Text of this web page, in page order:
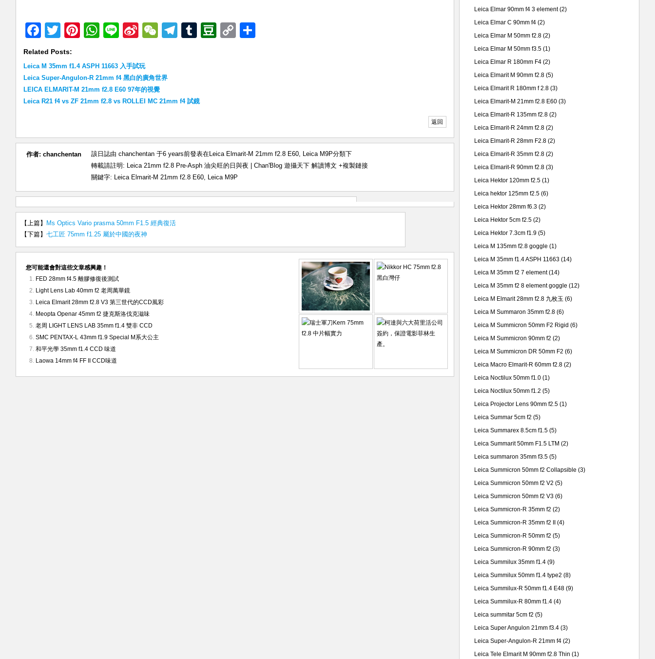
Facebook
TwitterPinterest
WhatsApp
LineSinaWeChat
Telegram
Tumblr
Douban
Copy
Related Posts:
Leica M 35mm f1.4 ASPH 11663 入手試玩
Leica Super-Angulon-R 21mm f4 黑白的廣角世界
LEICA ELMARIT-M 21mm f2.8 E60 97年的視覺
Leica R21 f4 vs ZF 21mm f2.8 vs ROLLEI MC 21mm f4 試鏡
返回
作者: chanchentan 該日誌由 chanchentan 于6 years前發表在Leica Elmarit-M 21mm f2.8 E60, Leica M9P分類下
轉載請註明: Leica 21mm f2.8 Pre-Asph 油尖旺的日與夜 | Chan'Blog 遊攝天下 解讀博文 +複製鏈接
關鍵字: Leica Elmarit-M 21mm f2.8 E60, Leica M9P
【上篇】
Ms Optics Vario prasma 50mm F1.5 經典復活
【下篇】 七工匠 75mm f1.25 屬於中國的夜神
您可能還會對這些文章感興趣！
FED 28mm f4.5 離膠修復後測試
Light Lens Lab 40mm f2 老周萬華鏡
Leica Elmarit 28mm f2.8 V3 第三世代的CCD風彩
Meopta Openar 45mm f2 捷克斯洛伐克滋味
老周 LIGHT LENS LAB 35mm f1.4 雙非 CCD
SMC PENTAX-L 43mm f1.9 Special M系大公主
和平光學 35mm f1.4 CCD 味道
Laowa 14mm f4 FF II CCD味道
Leica Elmar 90mm f4 3 element(2)
Leica Elmar C 90mm f4 (2)
Leica Elmar M 50mm f2.8 (2)
Leica Elmar M 50mm f3.5 (1)
Leica Elmar R 180mm F4 (2)
Leica Elmarit M 90mm f2.8 (5)
Leica Elmarit R 180mm f 2.8 (3)
Leica Elmarit-M 21mm f2.8 E60 (3)
Leica Elmarit-R 135mm f2.8 (2)
Leica Elmarit-R 24mm f2.8 (2)
Leica Elmarit-R 28mm F2.8 (2)
Leica Elmarit-R 35mm f2.8 (2)
Leica Elmarit-R 90mm f2.8 (3)
Leica Hektor 120mm f2.5 (1)
Leica hektor 125mm f2.5 (6)
Leica Hektor 28mm f6.3 (2)
Leica Hektor 5cm f2.5 (2)
Leica Hektor 7.3cm f1.9 (5)
Leica M 135mm f2.8 goggle (1)
Leica M 35mm f1.4 ASPH 11663 (14)
Leica M 35mm f2 7 element(14)
Leica M 35mm f2 8 element goggle (12)
Leica M Elmarit 28mm f2.8 九枚玉 (6)
Leica M Summaron 35mm f2.8 (6)
Leica M Summicron 50mm F2 Rigid (6)
Leica M Summicron 90mm f2 (2)
Leica M Summicron DR 50mm F2 (6)
Leica Macro Elmarit-R 60mm f2.8 (2)
Leica Noctilux 50mm f1.0 (1)
Leica Noctilux 50mm f1.2 (5)
Leica Projector Lens 90mm f2.5 (1)
Leica Summar 5cm f2 (5)
Leica Summarex 8.5cm f1.5 (5)
Leica Summarit 50mm F1.5 LTM (2)
Leica summaron 35mm f3.5 (5)
Leica Summicron 50mm f2 Collapsible (3)
Leica Summicron 50mm f2 V2 (5)
Leica Summicron 50mm f2 V3 (6)
Leica Summicron-R 35mm f2 (2)
Leica Summicron-R 35mm f2 II
(4)
Leica Summicron-R 50mm f2 (5)
Leica Summicron-R 90mm f2 (3)
Leica Summilux 35mm f1.4 (9)
Leica Summilux 50mm f1.4 type2 (8)
Leica Summilux-R 50mm f1.4 E48 (9)
Leica Summilux-R 80mm f1.4 (4)
Leica summitar 5cm f2 (5)
Leica Super Angulon 21mm f3.4 (3)
Leica Super-Angulon-R 21mm f4 (2)
Leica Tele Elmarit M 90mm f2.8 Thin (1)